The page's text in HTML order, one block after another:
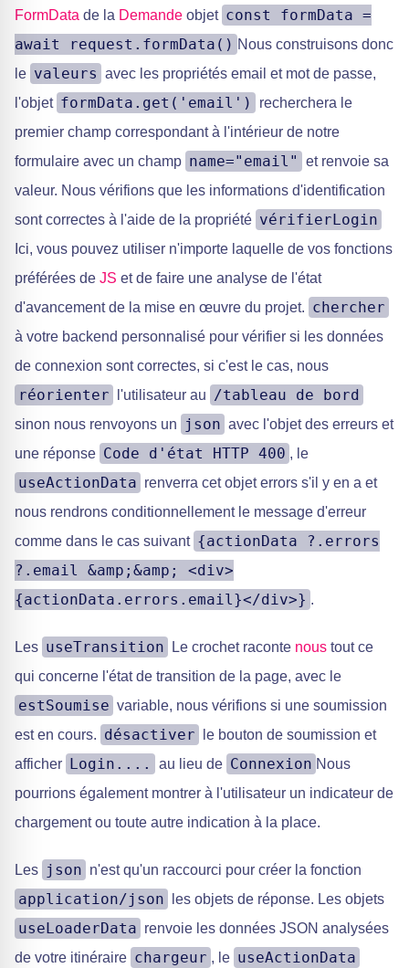
FormData de la Demande objet const formData =
await request.formData() Nous construisons donc
le valeurs avec les propriétés email et mot de passe,
l'objet formData.get('email')
recherchera le
premier champ correspondant à l'intérieur de notre
formulaire avec un champ name="email"
et renvoie sa
valeur. Nous vérifions que les informations d'identification
sont correctes à l'aide de la propriété vérifierLogin
Ici, vous pouvez utiliser n'importe laquelle de vos fonctions
préférées de JS et de faire une analyse de l'état
d'avancement de la mise en œuvre du projet. chercher
à votre backend personnalisé pour vérifier si les données
de connexion sont correctes, si c'est le cas, nous
réorienter l'utilisateur au /tableau de bord
sinon nous renvoyons un json avec l'objet des erreurs et
une réponse Code d'état HTTP 400 , le
useActionData renverra cet objet errors s'il y en a et
nous rendrons conditionnellement le message d'erreur
comme dans le cas suivant {actionData ?.errors
?.email &amp;&amp; <div>
{actionData.errors.email}</div>} .
Les useTransition Le crochet raconte nous tout ce
qui concerne l'état de transition de la page, avec le
estSoumise variable, nous vérifions si une soumission
est en cours. désactiver
le bouton de soumission et
afficher Login.... au lieu de Connexion Nous
pourrions également montrer à l'utilisateur un indicateur de
chargement ou toute autre indication à la place.
Les json n'est qu'un raccourci pour créer la fonction
application/json les objets de réponse. Les objets
useLoaderData renvoie les données JSON analysées
de votre itinéraire chargeur , le useActionData